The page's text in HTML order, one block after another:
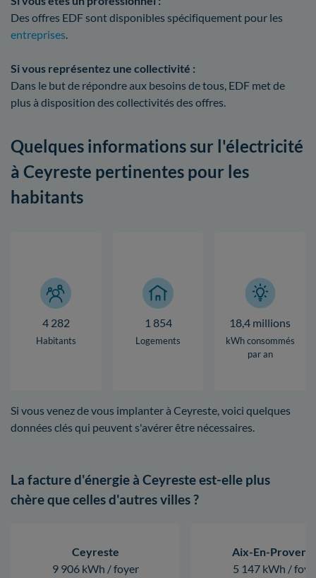
Des offres EDF sont disponibles spécifiquement pour les
entreprises.
Si vous représentez une collectivité :
Dans le but de répondre aux besoins de tous, EDF met de
plus à disposition des collectivités des offres.
Quelques informations sur l'électricité
à Ceyreste pertinentes pour les
habitants
4 282
Habitants
1 854
Logements
18,4 millions
kWh consommés
par an
Si vous venez de vous implanter à Ceyreste, voici quelques
données clés qui peuvent s'avérer être nécessaires.
La facture d'énergie à Ceyreste est-elle plus
chère que celles d'autres villes ?
Ceyreste
9 906 kWh / foyer
Aix-En-
5 147 kWh /